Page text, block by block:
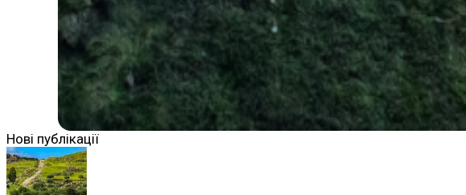
Нові публікації